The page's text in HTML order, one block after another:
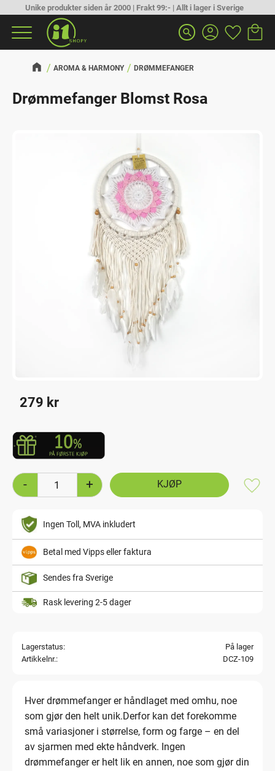
Meny
Unike produkter siden år 2000 | Frakt 99:- | Allt i lager i Sverige
search
AROMA & HARMONY DRØMMEFANGER
Drømmefanger Blomst Rosa
279 kr
+
-
Ingen Toll, MVA inkludert
Betal med Vipps eller faktura
Sendes fra Sverige
Rask levering 2-5 dager
Lagerstatus
På lager
Artikkelnr.
DCZ-109
Hver drømmefanger er håndlaget med omhu, noe
som gjør den helt unik.Derfor kan det forekomme
små variasjoner i størrelse, form og farge – en del
av sjarmen med ekte håndverk. Ingen
drømmefanger er helt lik en annen, noe som gjør din